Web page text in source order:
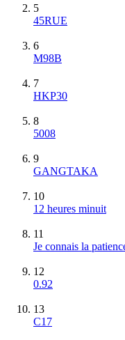
5
45RUE
6
M98B
7
HKP30
8
5008
9
GANGTAKA
10
12 heures minuit
11
Je connais la
12
0.92
13
C17